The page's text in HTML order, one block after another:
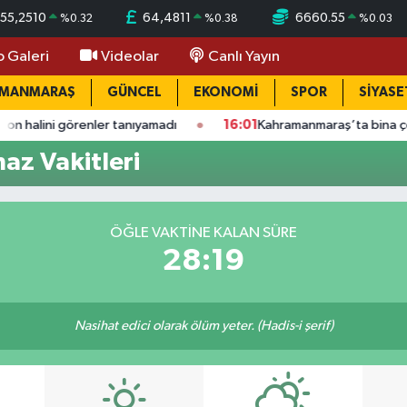
55,2510 %0.32 64,4811 %0.38 6660.55 %0.03
Galeri Videolar Canlı Yayın
GÜNCEL EKONOMİ SPOR
tanıyamadı 16:01 Kahramanmaraş’ta bina çöktü:
Vakitleri
ÖĞLE VAKTINE KALAN SÜRE
28:18
Nasihat edici olarak ölüm yeter. (Hadis-i şerif)